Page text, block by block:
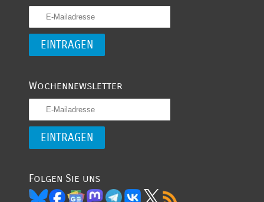
Wochennewsletter
Folgen Sie uns